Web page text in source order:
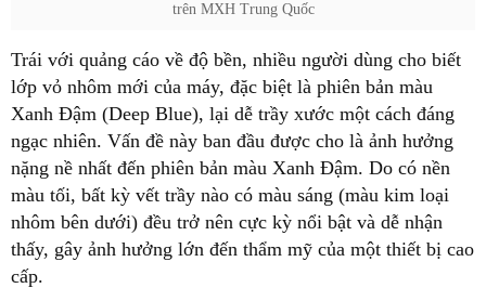
trên MXH Trung Quốc
Trái với quảng cáo về độ bền, nhiều người dùng cho biết
lớp vỏ nhôm mới của máy, đặc biệt là phiên bản màu
Xanh Đậm (Deep Blue), lại dễ trầy xước một cách đáng
ngạc nhiên. Vấn đề này ban đầu được cho là ảnh hưởng
nặng nề nhất đến phiên bản màu Xanh Đậm. Do có nền
màu tối, bất kỳ vết trầy nào có màu sáng (màu kim loại
nhôm bên dưới) đều trở nên cực kỳ nổi bật và dễ nhận
thấy, gây ảnh hưởng lớn đến thẩm mỹ của một thiết bị cao
cấp.